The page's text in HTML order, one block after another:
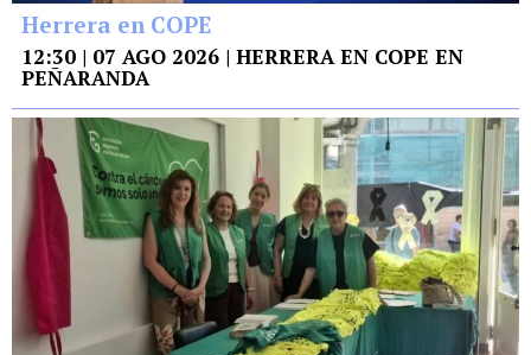
Herrera en COPE
12:30 | 07 AGO 2026 | HERRERA EN COPE EN
PEÑARANDA